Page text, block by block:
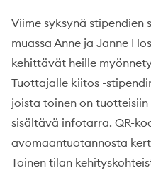
Viime syksynä stipendien
muassa Anne ja Janne
kehittävät heille
Tuottajalle kiitos -
joista toinen on
sisältävä infotarra. QR-
avomaantuotannosta
Toinen tilan